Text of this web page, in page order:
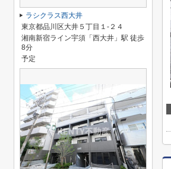
ラシクラス西大井
東京都品川区大井５丁目１-２４
湘南新宿ライン宇須「西大井」駅 徒歩
8分
予定